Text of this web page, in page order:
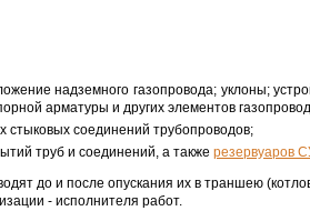
надземного газопровода; уклоны;
арматуры и других элементов
соединений трубопроводов;
труб и соединений, а также резервуаров
до и после опускания их в траншею
- исполнителя работ.